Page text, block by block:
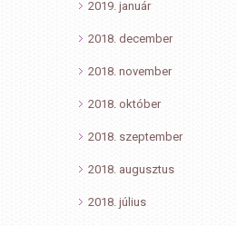
2019. január
2018. december
2018. november
2018. október
2018. szeptember
2018. augusztus
2018. július